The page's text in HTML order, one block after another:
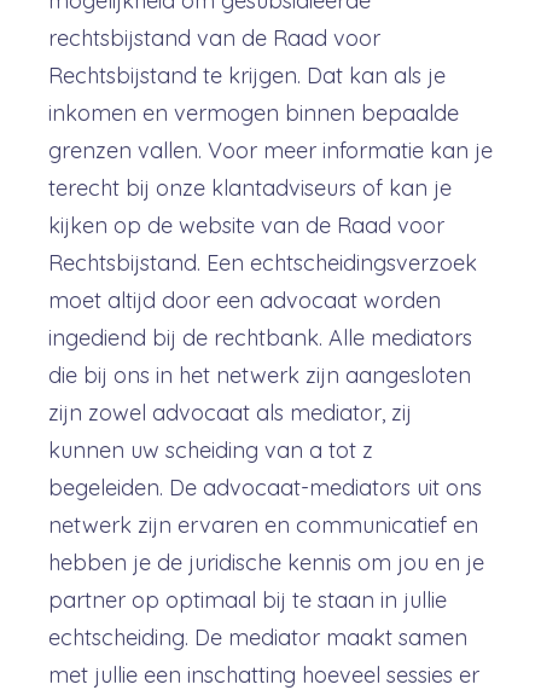
rechtsbijstand van de Raad voor
Rechtsbijstand te krijgen. Dat kan als je
inkomen en vermogen binnen bepaalde
grenzen vallen. Voor meer informatie kan je
terecht bij onze klantadviseurs of kan je
kijken op de website van de Raad voor
Rechtsbijstand. Een echtscheidingsverzoek
moet altijd door een advocaat worden
ingediend bij de rechtbank. Alle mediators
die bij ons in het netwerk zijn aangesloten
zijn zowel advocaat als mediator, zij
kunnen uw scheiding van a tot z
begeleiden. De advocaat-mediators uit ons
netwerk zijn ervaren en communicatief en
hebben je de juridische kennis om jou en je
partner op optimaal bij te staan in jullie
echtscheiding. De mediator maakt samen
met jullie een inschatting hoeveel sessies er